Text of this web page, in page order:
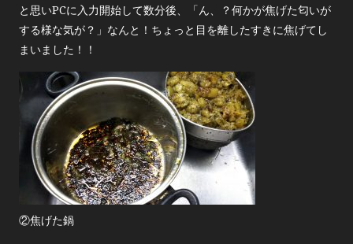
と思いPCに入力開始して数分後、「ん、？何かが焦げた匂いが
する様な気が？」なんと！ちょっと目を離したすきに焦げてし
まいました！！
②焦げた鍋